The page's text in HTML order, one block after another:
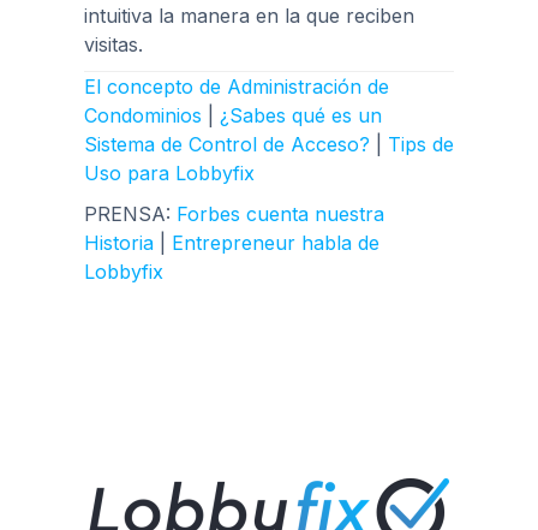
intuitiva la manera en la que reciben
visitas.
El concepto de Administración de
Condominios
¿Sabes qué es un
Sistema de Control de Acceso?
Tips de
Uso para Lobbyfix
PRENSA: Forbes cuenta nuestra
Historia
Entrepreneur habla de
Lobbyfix